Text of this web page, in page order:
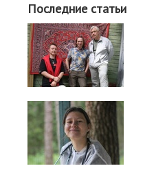
Последние статьи